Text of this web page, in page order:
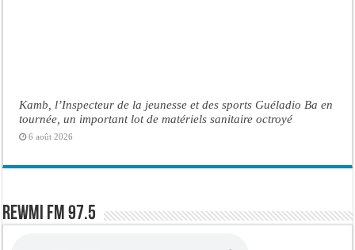
Kamb, l’Inspecteur de la jeunesse et des sports Guéladio Ba en
tournée, un important lot de matériels sanitaire octroyé
6 août 2026
Rewmi FM 97.5